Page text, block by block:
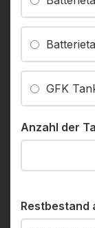
GFK
Anzahl der
Restbestand